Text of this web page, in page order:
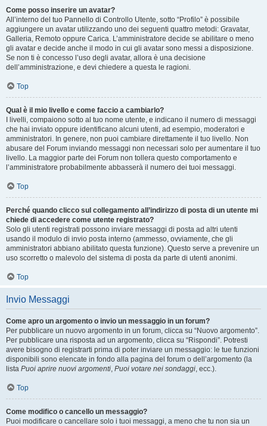
Come posso inserire un avatar?
All’interno del tuo Pannello di Controllo Utente, sotto “Profilo” è possibile
aggiungere un avatar utilizzando uno dei seguenti quattro metodi: Gravatar,
Galleria, Remoto oppure Carica. L’amministratore decide se abilitare o meno
gli avatar e decide anche il modo in cui gli avatar sono messi a disposizione.
Se non ti è concesso l’uso degli avatar, allora è una decisione
dell’amministrazione, e devi chiedere a questa le ragioni.
Top
Qual è il mio livello e come faccio a cambiarlo?
I livelli, compaiono sotto al tuo nome utente, e indicano il numero di messaggi
che hai inviato oppure identificano alcuni utenti, ad esempio, moderatori e
amministratori. In genere, non puoi cambiare direttamente il tuo livello. Non
abusare del Forum inviando messaggi non necessari solo per aumentare il tuo
livello. La maggior parte dei Forum non tollera questo comportamento e
l’amministratore probabilmente abbasserà il numero dei tuoi messaggi.
Top
Perché quando clicco sul collegamento all’indirizzo di posta di un utente mi
chiede di accedere come utente registrato?
Solo gli utenti registrati possono inviare messaggi di posta ad altri utenti
usando il modulo di invio posta interno (ammesso, ovviamente, che gli
amministratori abbiano abilitato questa funzione). Questo serve a prevenire un
uso scorretto o malevolo del sistema di posta da parte di utenti anonimi.
Top
Invio Messaggi
Come apro un argomento o invio un messaggio in un forum?
Per pubblicare un nuovo argomento in un forum, clicca su “Nuovo argomento”.
Per pubblicare una risposta ad un argomento, clicca su “Rispondi”. Potresti
avere bisogno di registrarti prima di poter inviare un messaggio: le tue funzioni
disponibili sono elencate in fondo alla pagina del forum o dell’argomento (la
lista Puoi aprire nuovi argomenti, Puoi votare nei sondaggi, ecc.).
Top
Come modifico o cancello un messaggio?
Puoi modificare o cancellare solo i tuoi messaggi, a meno che tu non sia un